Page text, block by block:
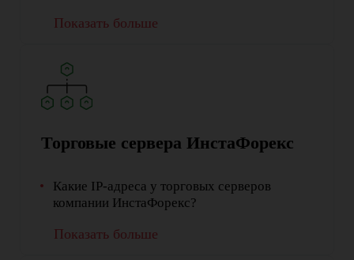
Показать больше
Торговые сервера ИнстаФорекс
Какие IP-адреса у торговых серверов
компании ИнстаФорекс?
Показать больше